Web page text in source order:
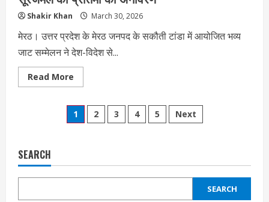
Shakir Khan March 30, 2026
मेरठ। उत्तर प्रदेश के मेरठ जनपद के सकौती टांडा में आयोजित भव्य
जाट सम्मेलन ने देश-विदेश से...
Read More
more
जाट
सम्मेलन
में
महाराजा
सूरजमल
Posts
1 2 3 4 5 Next
SEARCH
SEARCH